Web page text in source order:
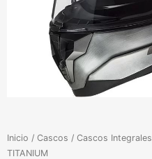
Inicio / Cascos / Cascos Integrales
TITANIUM